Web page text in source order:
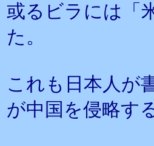
或るビラには「
た。
これも日本人が
が中国を侵略す